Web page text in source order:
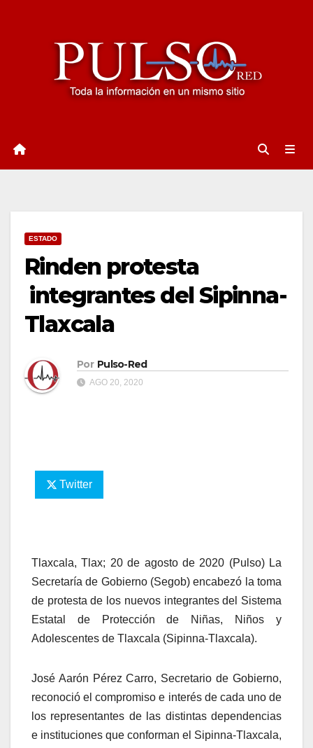
ESTADO
Rinden protesta
integrantes del Sipinna-
Tlaxcala
Por Pulso-Red
AGO 20, 2020
Twitter
Tlaxcala, Tlax; 20 de agosto de 2020 (Pulso) La
Secretaría de Gobierno (Segob) encabezó la toma
de protesta de los nuevos integrantes del Sistema
Estatal de Protección de Niñas, Niños y
Adolescentes de Tlaxcala (Sipinna-Tlaxcala).
José Aarón Pérez Carro, Secretario de Gobierno,
reconoció el compromiso e interés de cada uno de
los representantes de las distintas dependencias
e instituciones que conforman el Sipinna-Tlaxcala,